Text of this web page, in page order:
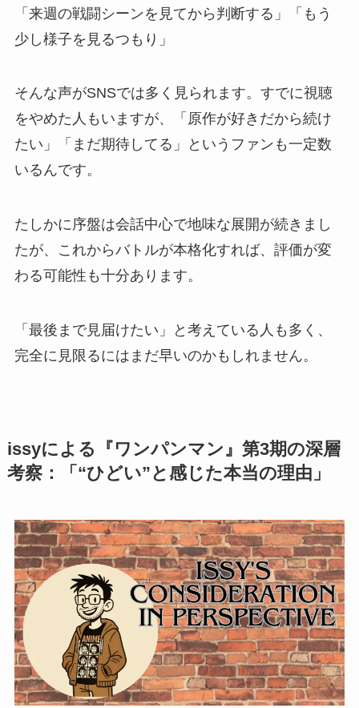
「来週の戦闘シーンを見てから判断する」「もう
少し様子を見るつもり」
そんな声がSNSでは多く見られます。すでに視聴
をやめた人もいますが、「原作が好きだから続け
たい」「まだ期待してる」というファンも一定数
いるんです。
たしかに序盤は会話中心で地味な展開が続きまし
たが、これからバトルが本格化すれば、評価が変
わる可能性も十分あります。
「最後まで見届けたい」と考えている人も多く、
完全に見限るにはまだ早いのかもしれません。
issyによる『ワンパンマン』第3期の深層
考察：「“ひどい”と感じた本当の理由」